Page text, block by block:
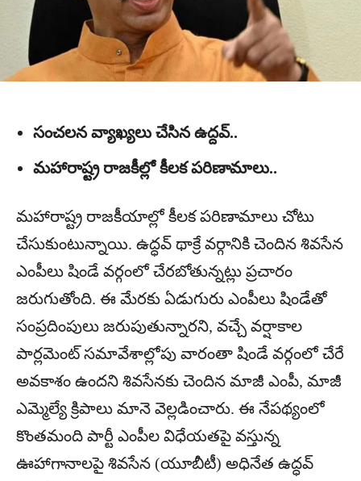
సంచలన వ్యాఖ్యలు చేసిన ఉద్దవ్..
మహారాష్ట్ర రాజకీల్లో కీలక పరిణామాలు..
మహారాష్ట్ర రాజకీయాల్లో కీలక పరిణామాలు చోటు
చేసుకుంటున్నాయి. ఉద్ధవ్ థాక్రే వర్గానికి చెందిన శివసేన
ఎంపీలు షిండే వర్గంలో చేరబోతున్నట్లు ప్రచారం
జరుగుతోంది. ఈ మేరకు ఏడుగురు ఎంపీలు షిండేతో
సంప్రదింపులు జరుపుతున్నారని, వచ్చే వర్షాకాల
పార్లమెంట్ సమావేశాల్లోపు వారంతా షిండే వర్గంలో చేరే
అవకాశం ఉందని శివసేనకు చెందిన మాజీ ఎంపీ, మాజీ
ఎమ్మెల్యే క్రిపాలు మానె వెల్లడించారు. ఈ నేపథ్యంలో
కొంతమంది పార్టీ ఎంపీల విధేయతపై వస్తున్న
ఊహాగానాలపై శివసేన (యూబీటీ) అధినేత ఉద్ధవ్